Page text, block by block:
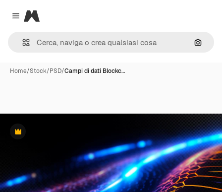
Close menu
Magnific
Cerca
Home/Stock/PSD/Campi di dati Blockc…
Premium